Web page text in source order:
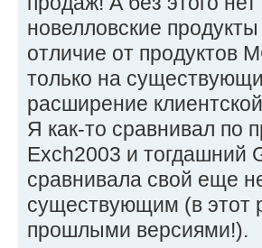
новелловские
отличие от
только на
расширение
Я как-то сравнивал по
Exch2003 и тогдашний
сравнивала свой еще
существующим (в этот
прошлыми версиями!).